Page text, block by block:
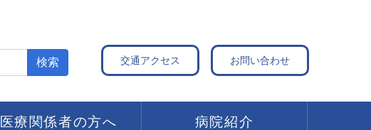
検索 交通アクセス お問い合わせ
医療関係者の方へ 病院紹介